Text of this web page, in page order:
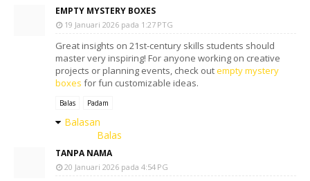
EMPTY MYSTERY BOXES
19 Januari 2026 pada 1:27 PTG
Great insights on 21st-century skills students should
master very inspiring! For anyone working on creative
projects or planning events, check outempty mystery
boxes for fun customizable ideas.
Balas Padam
Balasan
Balas
TANPA NAMA
20 Januari 2026 pada 4:54 PG